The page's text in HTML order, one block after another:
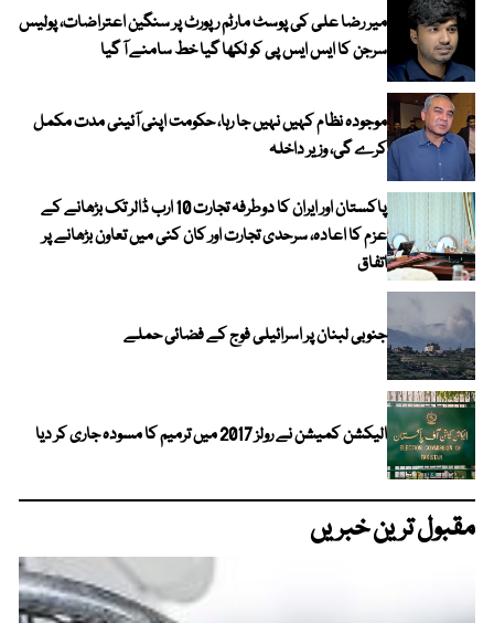
میر رضا علی کی پوسٹ مارٹم رپورٹ پر سنگین اعتراضات، پولیس
سرجن کا ایس ایس پی کو لکھا گیا خط سامنے آ گیا
موجودہ نظام کہیں نہیں جا رہا، حکومت اپنی آئینی مدت مکمل
کرے گی، وزیر داخلہ
پاکستان اور ایران کا دوطرفہ تجارت 10 ارب ڈالر تک بڑھانے کے
عزم کا اعادہ، سرحدی تجارت اور کان کنی میں تعاون بڑھانے پر
اتفاق
جنوبی لبنان پر اسرائیلی فوج کے فضائی حملے
الیکشن کمیشن نے رولز 2017 میں ترمیم کا مسودہ جاری کر دیا
مقبول ترین خبریں